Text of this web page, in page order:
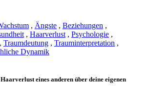
, Ängste , Beziehungen ,
, Haarverlust , Psychologie ,
, Traumdeutung , Trauminterpretation ,
Dynamik
eines anderen über deine eigenen